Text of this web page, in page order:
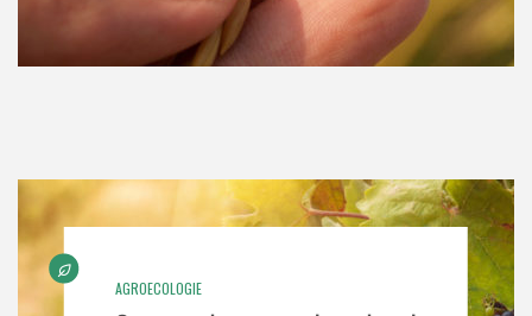
AGROECOLOGIE